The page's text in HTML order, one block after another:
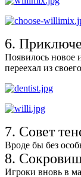
6.
Появилось новое
переехал из
7. Совет
Вроде бы без
8.
Игроки вновь в